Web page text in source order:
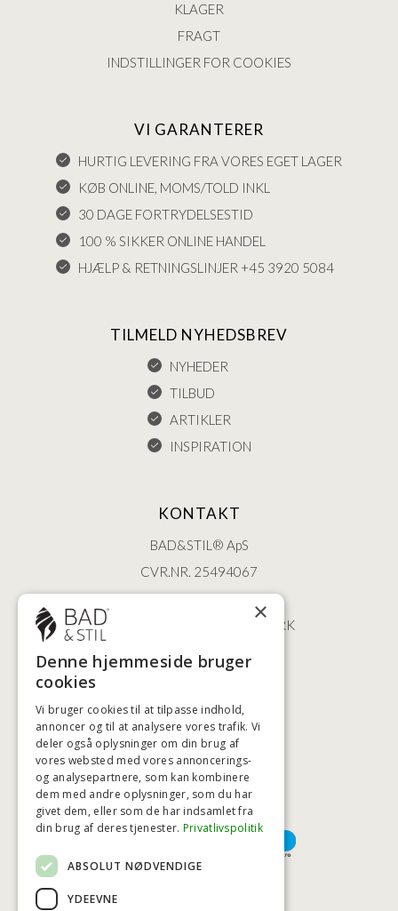
KLAGER
FRAGT
INDSTILLINGER FOR COOKIES
VI GARANTERER
HURTIG LEVERING FRA VORES EGET LAGER
KØB ONLINE, MOMS/TOLD INKL
30 DAGE FORTRYDELSESTID
100 % SIKKER ONLINE HANDEL
HJÆLP & RETNINGSLINJER +45 3920 5084
TILMELD NYHEDSBREV
NYHEDER
TILBUD
ARTIKLER
INSPIRATION
KONTAKT
BAD&STIL® ApS
CVR.NR. 25494067
ØSTERBROGADE 202
2100 KØBENHAVN • DANMARK
+45 3920 5084
HØJESTE KREDITVÆRDIGHED
BETALINGSMULIGHEDER
×
Denne hjemmeside bruger
cookies
Vi bruger cookies til at tilpasse indhold,
annoncer og til at analysere vores trafik. Vi
deler også oplysninger om din brug af
vores websted med vores annoncerings-
og analysepartnere, som kan kombinere
dem med andre oplysninger, som du har
givet dem, eller som de har indsamlet fra
din brug af deres tjenester. Privatlivspolitik
ABSOLUT NØDVENDIGE
YDEEVNE